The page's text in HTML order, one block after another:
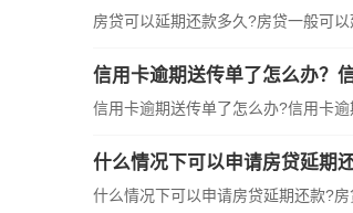
房贷可以延期还款多久?房贷一般可
信用卡逾期送传单了怎么办？
信用卡逾期送传单了怎么办?信用卡
什么情况下可以申请房贷延期
什么情况下可以申请房贷延期还款?